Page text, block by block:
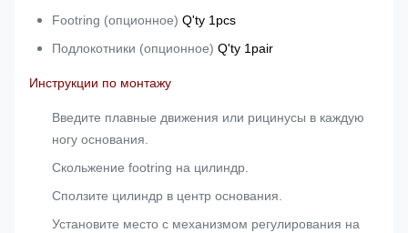
Footring (опционное) Q'ty 1pcs
Подлокотники (опционное) Q'ty 1pair
Инструкции по монтажу
Введите плавные движения или рицинусы в каждую
ногу основания.
Скольжение footring на цилиндр.
Сползите цилиндр в центр основания.
Установите место с механизмом регулирования на